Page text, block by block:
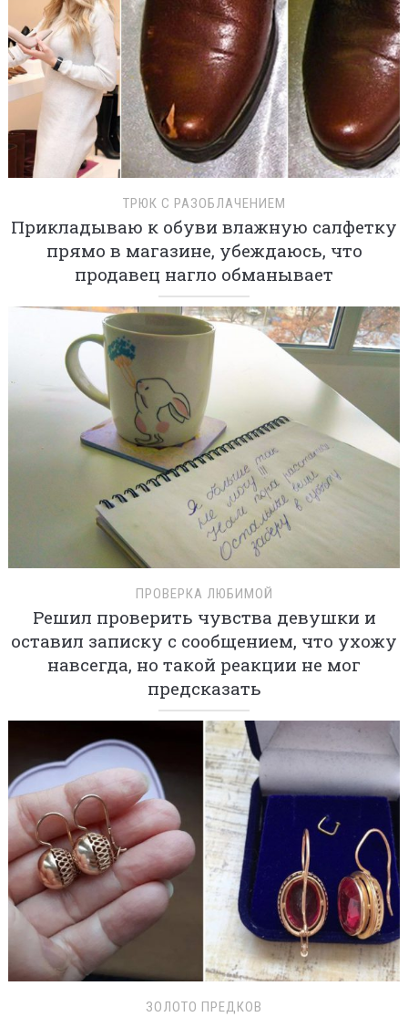
ТРЮК С РАЗОБЛАЧЕНИЕМ
Прикладываю к обуви влажную салфетку
прямо в магазине, убеждаюсь, что
продавец нагло обманывает
ПРОВЕРКА ЛЮБИМОЙ
Решил проверить чувства девушки и
оставил записку с сообщением, что ухожу
навсегда, но такой реакции не мог
предсказать
ЗОЛОТО ПРЕДКОВ